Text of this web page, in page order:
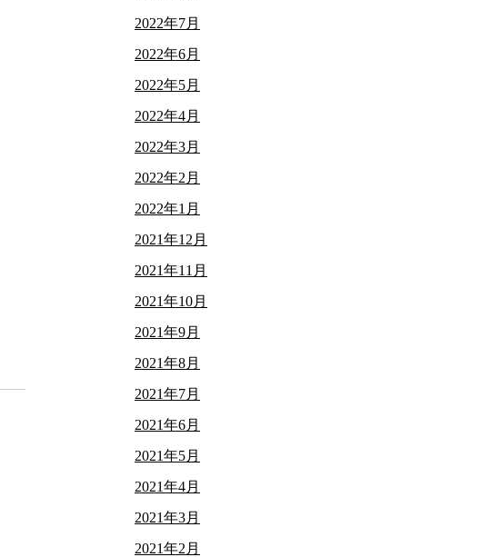
2022年7月
2022年6月
2022年5月
2022年4月
2022年3月
2022年2月
2022年1月
2021年12月
2021年11月
2021年10月
2021年9月
2021年8月
2021年7月
2021年6月
2021年5月
2021年4月
2021年3月
2021年2月